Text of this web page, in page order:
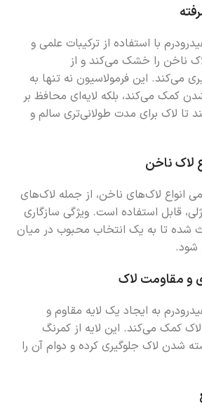
با استفاده از ترکیبات علمی و
ناخن را خشک می‌کند و از
می‌کند. این فرمولاسیون نه تنها به
کمک می‌کند، بلکه لایه‌ای محافظ بر
تا لاک برای مدت طولانی‌تری سالم و
لاک ناخن
انواع لاک‌های ناخن، از جمله لاک‌های
قابل استفاده است. ویژگی سازگاری
شده تا به یک انتخاب محبوب در میان
شود.
و مقاومت لاک
به ایجاد یک لایه مقاوم و
کمک می‌کند. این لایه از کمرنگ
شدن لاک جلوگیری کرده و دوام آن را